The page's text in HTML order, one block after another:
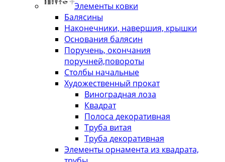
Элементы ковки
Балясины
Наконечники, навершия, крышки
Основания балясин
Поручень, окончания
поручней,повороты
Столбы начальные
Художественный прокат
Виноградная лоза
Квадрат
Полоса декоративная
Труба витая
Труба декоративная
Элементы орнамента из квадрата,